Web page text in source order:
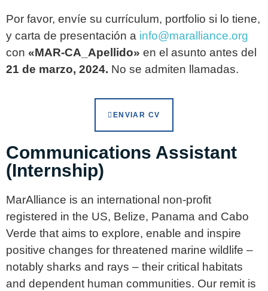
Por favor, envíe su currículum, portfolio si lo tiene,
y carta de presentación a info@maralliance.org
con «MAR-CA_Apellido» en el asunto antes del
21 de marzo, 2024. No se admiten llamadas.
ENVIAR CV
Communications Assistant
(Internship)
MarAlliance is an international non-profit
registered in the US, Belize, Panama and Cabo
Verde that aims to explore, enable and inspire
positive changes for threatened marine wildlife –
notably sharks and rays – their critical habitats
and dependent human communities. Our remit is